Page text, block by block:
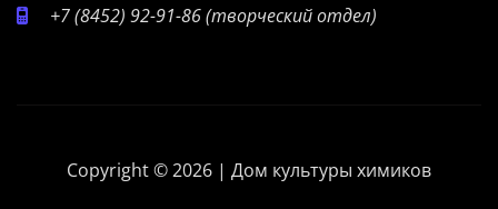
+7 (8452) 92-91-86(творческий отдел)
Copyright © 2026 | Дом культуры химиков